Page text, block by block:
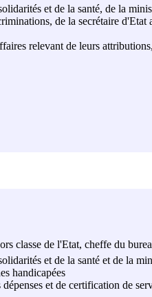
et de la santé, de la
de la secrétaire d'Etat
relevant de leurs
classe de l'Etat, cheffe du
et de la santé et de la
handicapées
dépenses et de certification de